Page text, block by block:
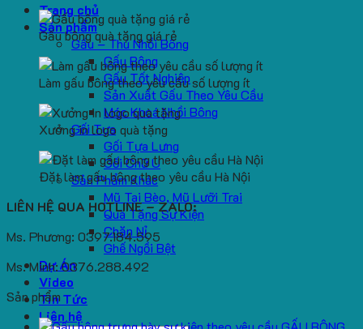
Trang chủ
Sản phẩm
Gấu – Thú Nhồi Bông
Gấu Bông
Gấu Tốt Nghiệp
Sản Xuất Gấu Theo Yêu Cầu
Móc Khoá Nhồi Bông
Gối Tựa
Gối Tựa Lưng
Gối Chữ U
Sản Phẩm Khác
Mũ Tai Bèo, Mũ Lưỡi Trai
Quà Tặng Sự Kiện
Chăn Nỉ
Ghế Ngồi Bệt
Dự Án
Video
Tin Tức
Liên hệ
Gấu bông quà tặng giá rẻ
Làm gấu bông theo yêu cầu số lượng ít
Xưởng in logo quà tặng
Đặt làm gấu bông theo yêu cầu Hà Nội
LIÊN HỆ QUA HOTLINE – ZALO:
Ms. Phương: 0397.184.595
Ms. Minh: 0376.288.492
Sản phẩm